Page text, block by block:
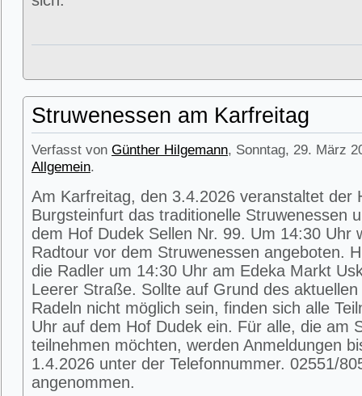
Struwenessen am Karfreitag
Verfasst von Günther Hilgemann, Sonntag, 29. März
Allgemein.
Am Karfreitag, den 3.4.2026 veranstaltet der
Burgsteinfurt das traditionelle Struwenessen
dem Hof Dudek Sellen Nr. 99. Um 14:30 Uhr
Radtour vor dem Struwenessen angeboten.
die Radler um 14:30 Uhr am Edeka Markt
Leerer Straße. Sollte auf Grund des
Radeln nicht möglich sein, finden sich alle
Uhr auf dem Hof Dudek ein. Für alle, die am
teilnehmen möchten, werden Anmeldungen
1.4.2026 unter der Telefonnummer. 02551/
angenommen.